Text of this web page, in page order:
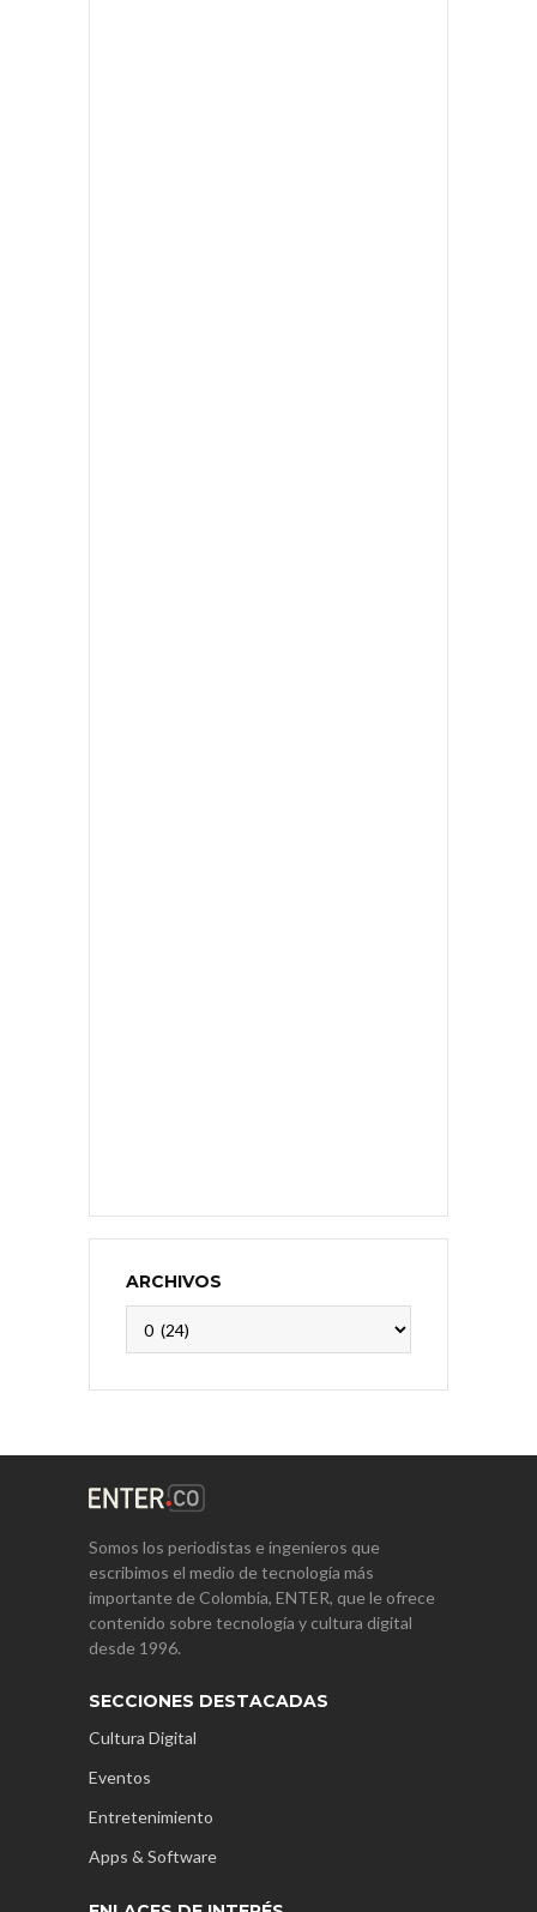
ARCHIVOS
Somos los periodistas e ingenieros que
escribimos el medio de tecnología más
importante de Colombia, ENTER, que le ofrece
contenido sobre tecnología y cultura digital
desde 1996.
SECCIONES DESTACADAS
Cultura Digital
Eventos
Entretenimiento
Apps & Software